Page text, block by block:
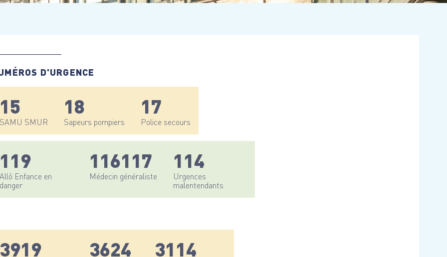
D'URGENCE
15
SAMU SMUR
18
Sapeurs pompiers
17
Police secours
119
Allô Enfance en
danger
116117
Médecin généraliste
114
Urgences
malentendants
3919 3624 3114